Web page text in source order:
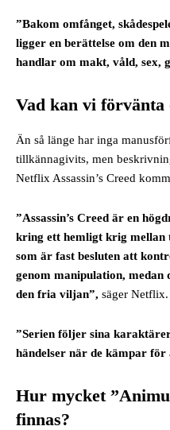
”Bakom omfånget,
ligger en berättelse om den
handlar om makt, våld, sex,
Vad kan vi förvänta
Än så länge har inga
tillkännagivits, men
Netflix Assassin’s Creed
”Assassin’s Creed är en
kring ett hemligt krig mellan
som är fast besluten att
genom manipulation,
den fria viljan”, säger Netflix.
”Serien följer sina
händelser när de kämpar för
Hur mycket
finnas?